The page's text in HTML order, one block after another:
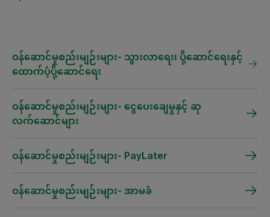
ဝန်ဆောင်မှုစည်းမျဉ်းများ- သွားလာရေး၊ ပို့ဆောင်ရေးနှင့်
ထောက်ပံ့ပို့ဆောင်ရေး
ဝန်ဆောင်မှုစည်းမျဉ်းများ- ငွေပေးချေမှုနှင့် ဆု
လက်ဆောင်များ
ဝန်ဆောင်မှုစည်းမျဉ်းများ- PayLater
ဝန်ဆောင်မှုစည်းမျဉ်းများ- အာမခံ